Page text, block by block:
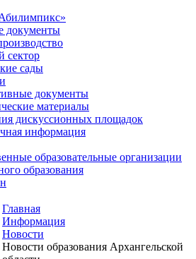
документы
сектор
сады
документы
материалы
дискуссионных площадок
информация
образовательные организации
образования
Главная
Информация
Новости
Новости образования Архангельской